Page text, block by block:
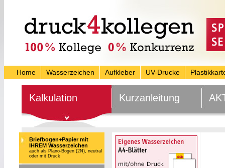
Home Wasserzeichen Aufkleber UV-Drucke
Kalkulation Kurzanleitung
Briefbogen+Papier mit
IHREM Wasserzeichen
auch als Plano-Bogen (2N), neutral
oder mit Druck